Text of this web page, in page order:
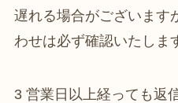
遅れる場合がございます
わせは必ず確認いたしま
3 営業日以上経っても返